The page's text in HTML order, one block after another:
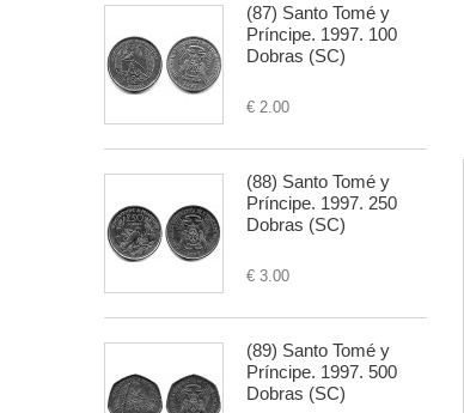
(87) Santo Tomé y
Príncipe. 1997. 100
Dobras (SC)
€ 2.00
(88) Santo Tomé y
Príncipe. 1997. 250
Dobras (SC)
€ 3.00
(89) Santo Tomé y
Príncipe. 1997. 500
Dobras (SC)